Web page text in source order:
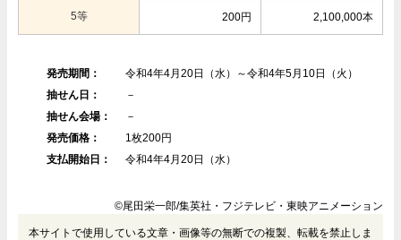
5等 200円 2,100,000本
発売期間：
令和4年4月20日（水）～令和4年5月10日（火）
抽せん日：
－
抽せん会場：
－
発売価格：
1枚200円
支払開始日：
令和4年4月20日（水）
©尾田栄一郎/集英社・フジテレビ・東映アニメーション
本サイトで使用している文章・画像等の無断での複製、転載を禁止しま